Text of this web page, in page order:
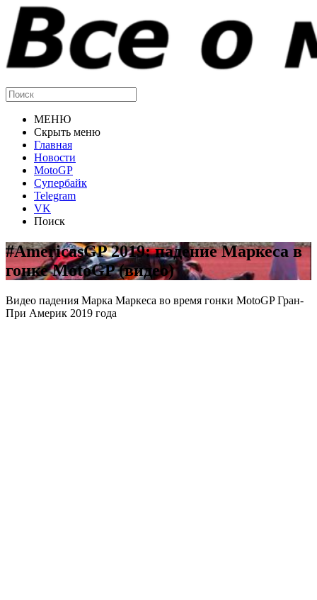
МЕНЮ
Скрыть меню
Главная
Новости
MotoGP
Супербайк
Telegram
VK
Поиск
#AmericasGP 2019: падение Маркеса в
гонке MotoGP (видео)
Видео падения Марка Маркеса во время гонки MotoGP Гран-
При Америк 2019 года